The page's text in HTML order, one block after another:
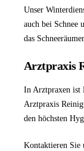
Unser
auch bei Schnee
das
Arztpraxis
In Arztpraxen ist
Arztpraxis
den höchsten
Kontaktieren Sie